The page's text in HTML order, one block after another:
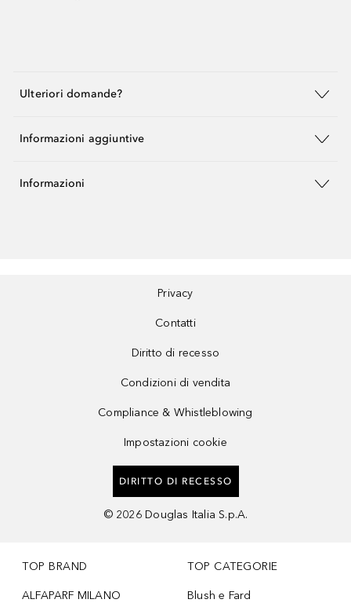
Ulteriori domande?
Informazioni aggiuntive
Informazioni
Privacy
Contatti
Diritto di recesso
Condizioni di vendita
Compliance & Whistleblowing
Impostazioni cookie
DIRITTO DI RECESSO
© 2026 Douglas Italia S.p.A.
TOP BRAND
ALFAPARF MILANO
TOP CATEGORIE
Blush e Fard